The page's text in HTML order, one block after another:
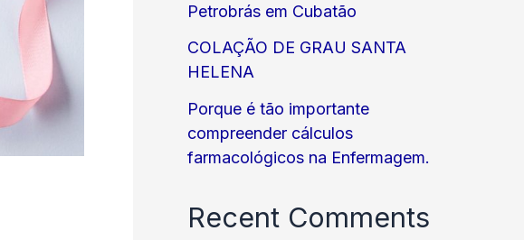
Petrobrás em Cubatão
COLAÇÃO DE GRAU SANTA
HELENA
Porque é tão importante
compreender cálculos
farmacológicos na Enfermagem.
Recent Comments